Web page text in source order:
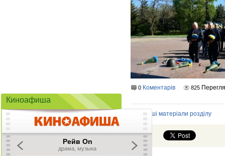
0 Коментарів 825
Інші матеріали розділу
Киноафиша